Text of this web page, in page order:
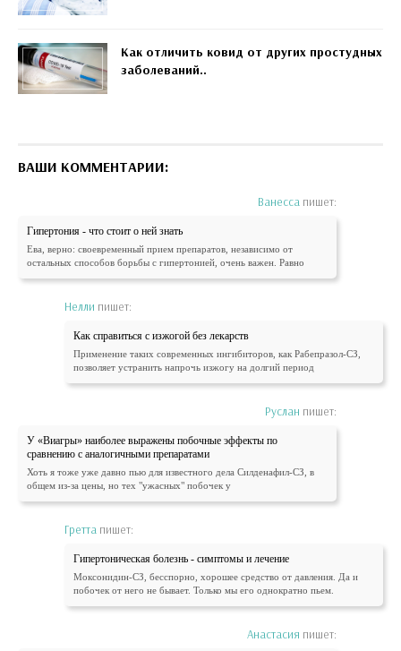
Как отличить ковид от других простудных
заболеваний..
ВАШИ КОММЕНТАРИИ:
Ванесса пишет:
Гипертония - что стоит о ней знать
Ева, верно: своевременный прием препаратов, независимо от
остальных способов борьбы с гипертонией, очень важен. Равно
Нелли пишет:
Как справиться с изжогой без лекарств
Применение таких современных ингибиторов, как Рабепразол-СЗ,
позволяет устранить напрочь изжогу на долгий период
Руслан пишет:
У «Виагры» наиболее выражены побочные эффекты по
сравнению с аналогичными препаратами
Хоть я тоже уже давно пью для известного дела Силденафил-СЗ, в
общем из-за цены, но тех "ужасных" побочек у
Гретта пишет:
Гипертоническая болезнь - симптомы и лечение
Моксонидин-СЗ, бесспорно, хорошее средство от давления. Да и
побочек от него не бывает. Только мы его однократно пьем.
Анастасия пишет: